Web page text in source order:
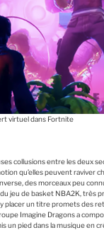
virtuel dans Fortnite
collusions entre les deux
qu’elles peuvent
des morceaux peu
jeu de basket NBA2K, très
placer un titre promets des
Imagine Dragons a
un pied dans la musique